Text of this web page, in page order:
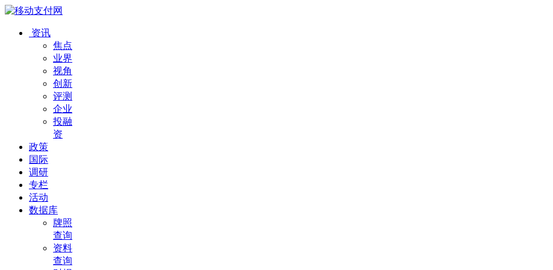
资讯
焦点
业界
视角
创新
评测
企业
投融
资
政策
国际
调研
专栏
活动
数据库
牌照
查询
资料
查询